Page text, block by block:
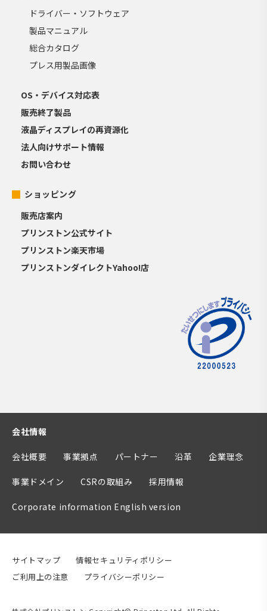
ドライバー・ソフトウェア
製品マニュアル
総合カタログ
プレス用製品画像
OS・デバイス対応表
販売終了製品
液晶ディスプレイの再資源化
法人向けサポート情報
お問い合わせ
ショッピング
販売店案内
プリンストン公式サイト
プリンストン楽天市場
プリンストンダイレクトYahoo!店
会社情報
会社概要 事業拠点 パートナー 沿革 企業理念
事業ドメイン CSRの取組み 採用情報
Corporate information English version
サイトマップ
情報セキュリティポリシー
ご利用上の注意
プライバシーポリシー